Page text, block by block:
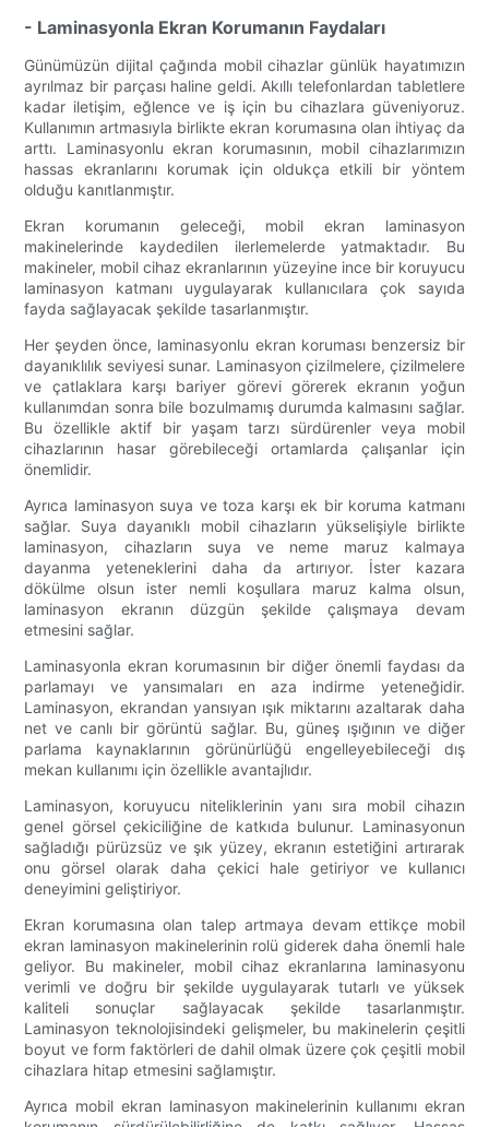
- Laminasyonla Ekran Korumanın Faydaları
Günümüzün dijital çağında mobil cihazlar günlük hayatımızın
ayrılmaz bir parçası haline geldi. Akıllı telefonlardan tabletlere
kadar iletişim, eğlence ve iş için bu cihazlara güveniyoruz.
Kullanımın artmasıyla birlikte ekran korumasına olan ihtiyaç da
arttı. Laminasyonlu ekran korumasının, mobil cihazlarımızın
hassas ekranlarını korumak için oldukça etkili bir yöntem
olduğu kanıtlanmıştır.
Ekran korumanın geleceği, mobil ekran laminasyon
makinelerinde kaydedilen ilerlemelerde yatmaktadır. Bu
makineler, mobil cihaz ekranlarının yüzeyine ince bir koruyucu
laminasyon katmanı uygulayarak kullanıcılara çok sayıda
fayda sağlayacak şekilde tasarlanmıştır.
Her şeyden önce, laminasyonlu ekran koruması benzersiz bir
dayanıklılık seviyesi sunar. Laminasyon çizilmelere, çizilmelere
ve çatlaklara karşı bariyer görevi görerek ekranın yoğun
kullanımdan sonra bile bozulmamış durumda kalmasını sağlar.
Bu özellikle aktif bir yaşam tarzı sürdürenler veya mobil
cihazlarının hasar görebileceği ortamlarda çalışanlar için
önemlidir.
Ayrıca laminasyon suya ve toza karşı ek bir koruma katmanı
sağlar. Suya dayanıklı mobil cihazların yükselişiyle birlikte
laminasyon, cihazların suya ve neme maruz kalmaya
dayanma yeteneklerini daha da artırıyor. İster kazara
dökülme olsun ister nemli koşullara maruz kalma olsun,
laminasyon ekranın düzgün şekilde çalışmaya devam
etmesini sağlar.
Laminasyonla ekran korumasının bir diğer önemli faydası da
parlamayı ve yansımaları en aza indirme yeteneğidir.
Laminasyon, ekrandan yansıyan ışık miktarını azaltarak daha
net ve canlı bir görüntü sağlar. Bu, güneş ışığının ve diğer
parlama kaynaklarının görünürlüğü engelleyebileceği dış
mekan kullanımı için özellikle avantajlıdır.
Laminasyon, koruyucu niteliklerinin yanı sıra mobil cihazın
genel görsel çekiciliğine de katkıda bulunur. Laminasyonun
sağladığı pürüzsüz ve şık yüzey, ekranın estetiğini artırarak
onu görsel olarak daha çekici hale getiriyor ve kullanıcı
deneyimini geliştiriyor.
Ekran korumasına olan talep artmaya devam ettikçe mobil
ekran laminasyon makinelerinin rolü giderek daha önemli hale
geliyor. Bu makineler, mobil cihaz ekranlarına laminasyonu
verimli ve doğru bir şekilde uygulayarak tutarlı ve yüksek
kaliteli sonuçlar sağlayacak şekilde tasarlanmıştır.
Laminasyon teknolojisindeki gelişmeler, bu makinelerin çeşitli
boyut ve form faktörleri de dahil olmak üzere çok çeşitli mobil
cihazlara hitap etmesini sağlamıştır.
Ayrıca mobil ekran laminasyon makinelerinin kullanımı ekran